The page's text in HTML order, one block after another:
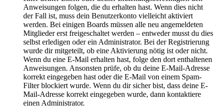
Anweisungen folgen, die du erhalten hast. Wenn dies nicht
der Fall ist, muss dein Benutzerkonto vielleicht aktiviert
werden. Bei einigen Boards müssen alle neu angemeldeten
Mitglieder erst freigeschaltet werden – entweder musst du dies
selbst erledigen oder ein Administrator. Bei der Registrierung
wurde dir mitgeteilt, ob eine Aktivierung nötig ist oder nicht.
Wenn du eine E-Mail erhalten hast, folge den dort enthaltenen
Anweisungen. Ansonsten prüfe, ob du deine E-Mail-Adresse
korrekt eingegeben hast oder die E-Mail von einem Spam-
Filter blockiert wurde. Wenn du dir sicher bist, dass deine E-
Mail-Adresse korrekt eingegeben wurde, dann kontaktiere
einen Administrator.